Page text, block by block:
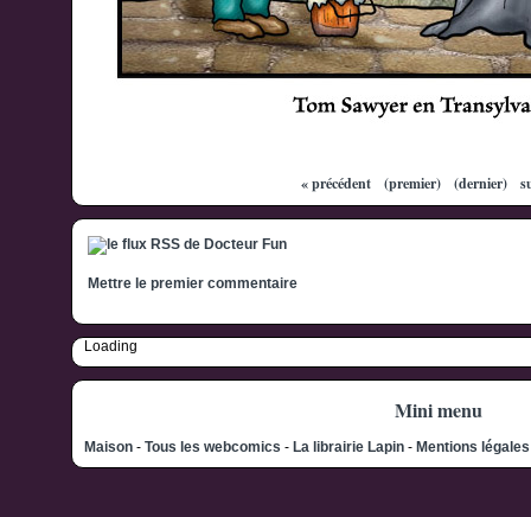
« précédent (premier) (dernier)
Mettre le premier commentaire
Loading
Mini menu
Maison - Tous les webcomics - La librairie Lapin - Mentions